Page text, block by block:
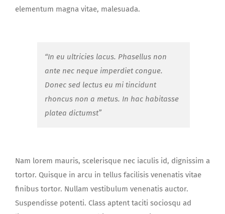
elementum magna vitae, malesuada.
“In eu ultricies lacus. Phasellus non
ante nec neque imperdiet congue.
Donec sed lectus eu mi tincidunt
rhoncus non a metus. In hac habitasse
platea dictumst”
Nam lorem mauris, scelerisque nec iaculis id, dignissim a
tortor. Quisque in arcu in tellus facilisis venenatis vitae
finibus tortor. Nullam vestibulum venenatis auctor.
Suspendisse potenti. Class aptent taciti sociosqu ad